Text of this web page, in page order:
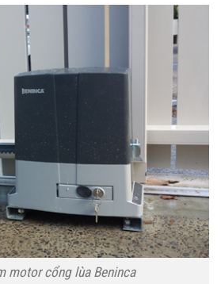
motor cổng lùa Beninca